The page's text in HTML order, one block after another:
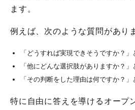
ます。
例えば、次のような質問があり
「どうすれば実現できそうですか？
「他にどんな選択肢がありますか？
「その判断をした理由は何ですか？
特に自由に答えを導けるオープ